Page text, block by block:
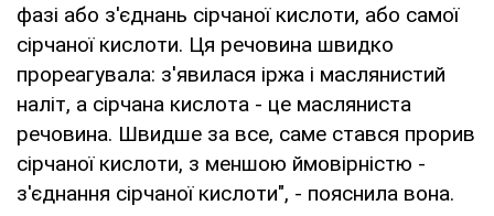
фазі або з'єднань сірчаної кислоти, або самої
сірчаної кислоти. Ця речовина швидко
прореагувала: з'явилася іржа і маслянистий
наліт, а сірчана кислота - це масляниста
речовина. Швидше за все, саме стався прорив
сірчаної кислоти, з меншою ймовірністю -
з'єднання сірчаної кислоти", - пояснила вона.